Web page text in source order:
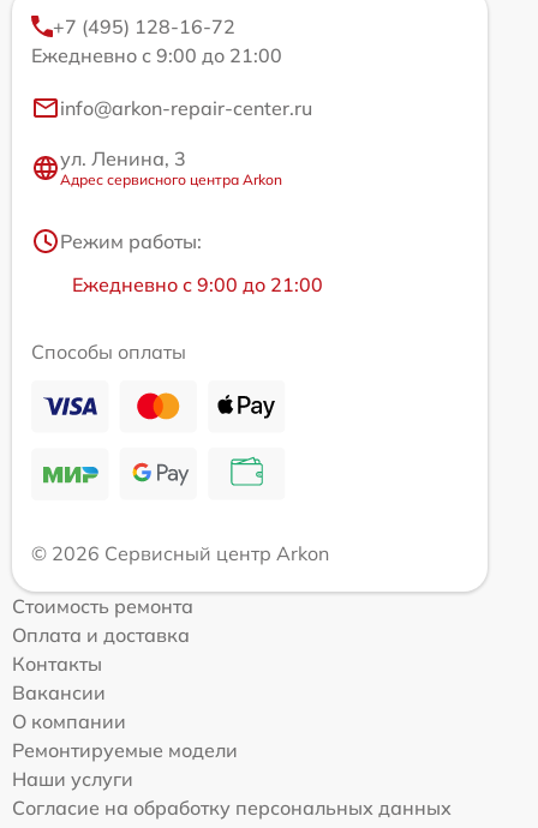
+7 (495) 128-16-72
Ежедневно с 9:00 до 21:00
info@arkon-repair-center.ru
ул. Ленина, 3
Адрес сервисного центра Arkon
Режим работы:
Ежедневно с 9:00 до 21:00
Способы оплаты
© 2026 Сервисный центр Arkon
Стоимость ремонта
Оплата и доставка
Контакты
Вакансии
О компании
Ремонтируемые модели
Наши услуги
Согласие на обработку персональных данных